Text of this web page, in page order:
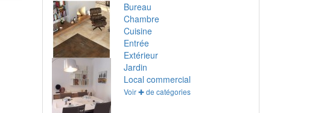
Bureau
Chambre
Cuisine
Entrée
Extérieur
Jardin
Local commercial
Voir ✚ de catégories